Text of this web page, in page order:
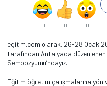
0 0 0
egitim.com olarak, 26-28 Ocak
tarafından Antalya’da
Sempozyumu’ndayız.
Eğitim öğretim çalışmalarına